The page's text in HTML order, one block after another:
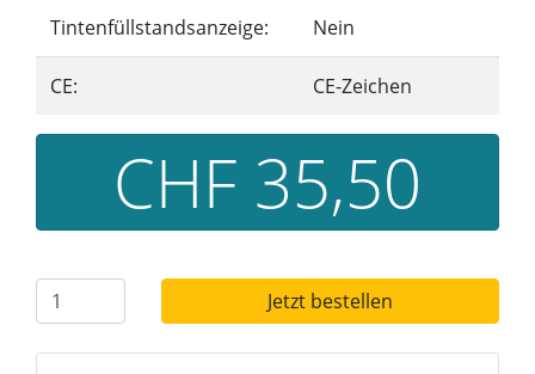
Tintenfüllstandsanzeige: Nein
CE: CE-Zeichen
CHF 35,50
Jetzt bestellen